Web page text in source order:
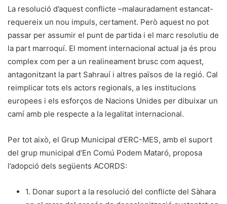
La resolució d’aquest conflicte –malauradament estancat-
requereix un nou impuls, certament. Però aquest no pot
passar per assumir el punt de partida i el marc resolutiu de
la part marroquí. El moment internacional actual ja és prou
complex com per a un realineament brusc com aquest,
antagonitzant la part Sahrauí i altres països de la regió. Cal
reimplicar tots els actors regionals, a les institucions
europees i els esforços de Nacions Unides per dibuixar un
camí amb ple respecte a la legalitat internacional.
Per tot això, el Grup Municipal d’ERC-MES, amb el suport
del grup municipal d’En Comú Podem Mataró, proposa
l’adopció dels següents ACORDS:
1. Donar suport a la resolució del conflicte del Sàhara